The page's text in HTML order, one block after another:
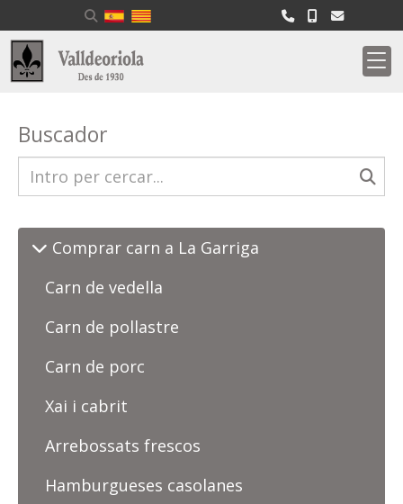
Buscador
Comprar carn a La Garriga
Carn de vedella
Carn de pollastre
Carn de porc
Xai i cabrit
Arrebossats frescos
Hamburgueses casolanes